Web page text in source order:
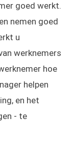
goed werkt.
nemen goed
u
werknemers
hoe
helpen
en het
- te